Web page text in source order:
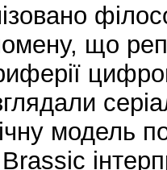
що
модель
Brassic